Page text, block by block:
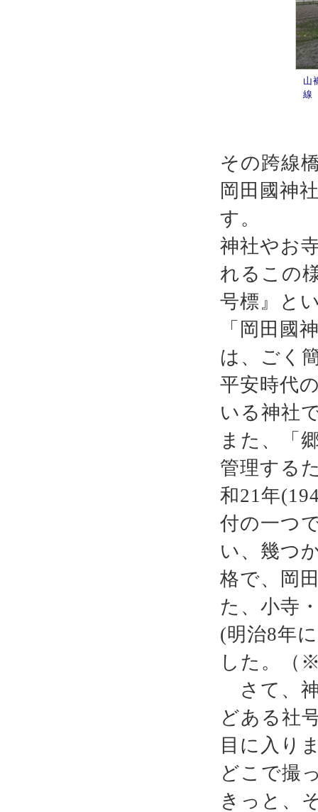
山
線
その跨線
岡田國神
す。
神社やお
れるこの
号標』と
「岡田國
は、ごく
平安時代
いる神社
また、「
管理する
和21年
付の一つ
い、幾つ
格で、岡
た、小寺
(明治8年
した。（
さて、
どある社
目に入り
どこで撮
きっと、